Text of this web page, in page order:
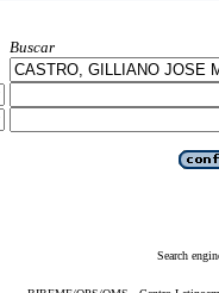
Buscar
Search